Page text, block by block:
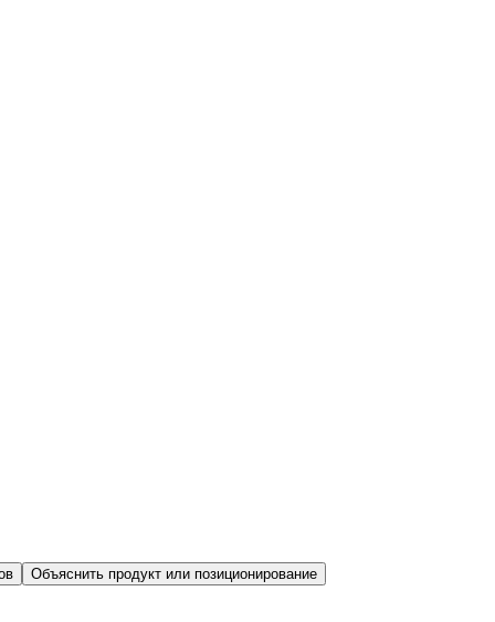
Объяснить продукт или позиционирование